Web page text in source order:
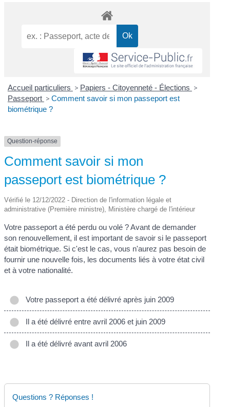
Accueil particuliers > Papiers - Citoyenneté - Élections >
Passeport > Comment savoir si mon passeport est
biométrique ?
Question-réponse
Comment savoir si mon
passeport est biométrique ?
Vérifié le 12/12/2022 - Direction de l'information légale et
administrative (Première ministre), Ministère chargé de l'intérieur
Votre passeport a été perdu ou volé ? Avant de demander
son renouvellement, il est important de savoir si le passeport
était biométrique. Si c'est le cas, vous n'aurez pas besoin de
fournir une nouvelle fois, les documents liés à votre état civil
et à votre nationalité.
Votre passeport a été délivré après juin 2009
Il a été délivré entre avril 2006 et juin 2009
Il a été délivré avant avril 2006
Questions ? Réponses !